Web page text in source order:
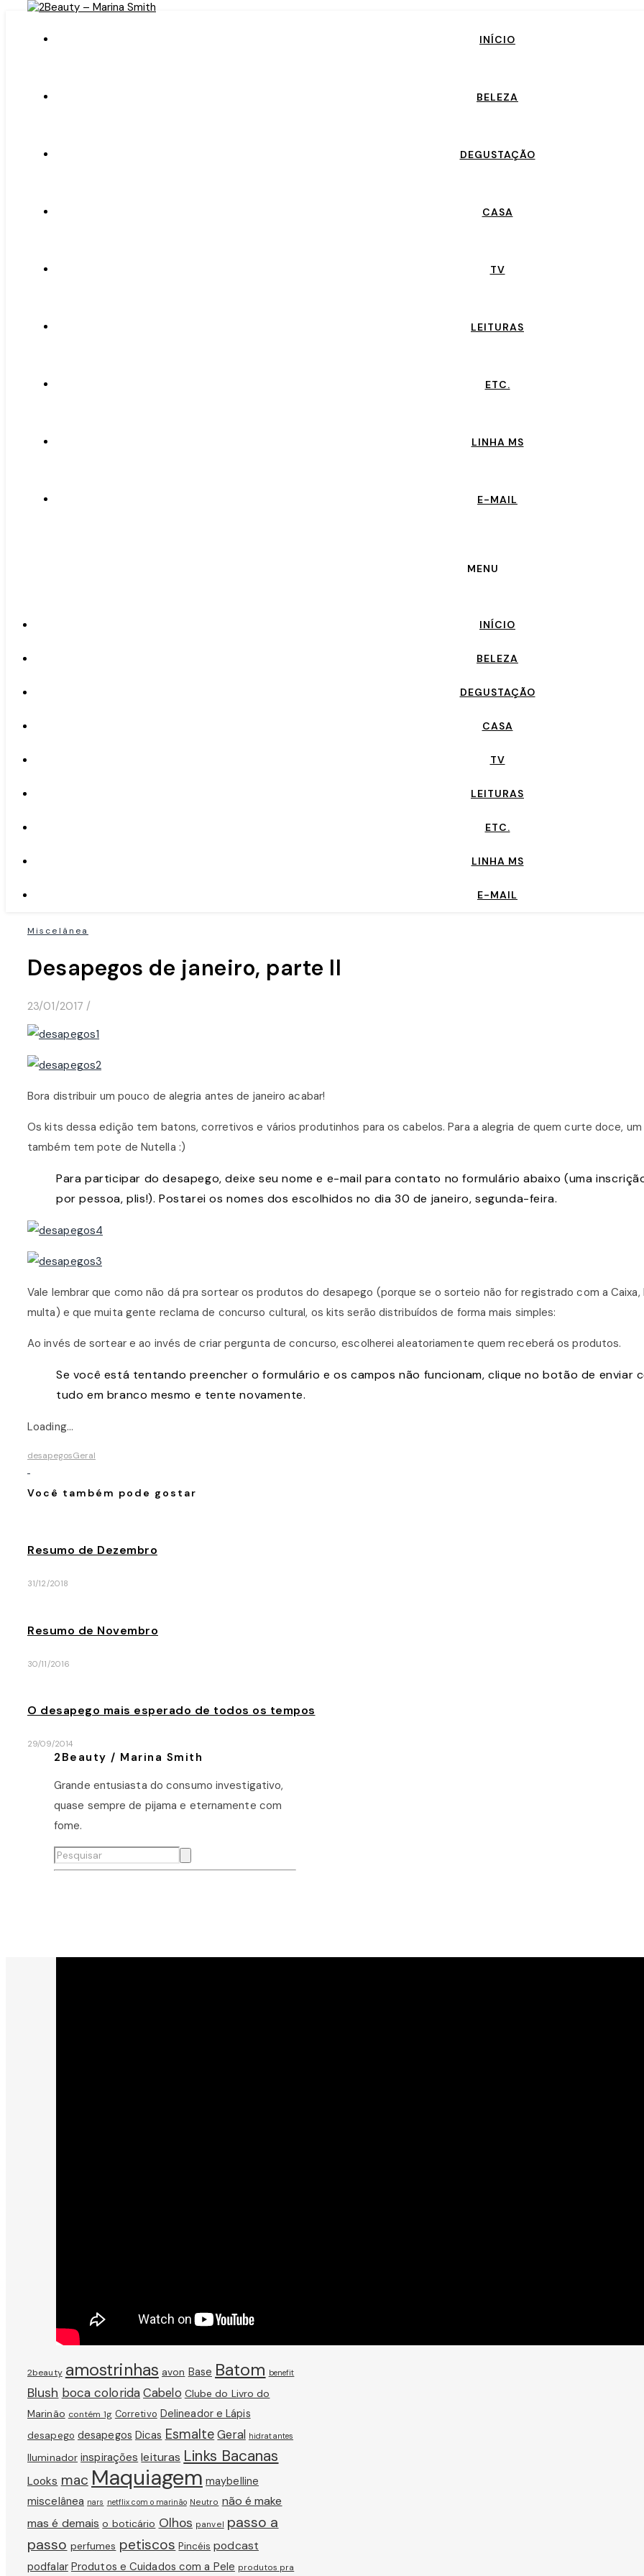
INÍCIO
BELEZA
DEGUSTAÇÃO
CASA
TV
LEITURAS
ETC.
LINHA MS
E-MAIL
MENU
INÍCIO
BELEZA
DEGUSTAÇÃO
CASA
TV
LEITURAS
ETC.
LINHA MS
E-MAIL
Miscelânea
Desapegos de janeiro, parte II
23/01/2017 /
Bora distribuir um pouco de alegria antes de janeiro acabar!
Os kits dessa edição tem batons, corretivos e vários produtinhos para os cabelos. Para a alegria de quem curte doce, um
também tem pote de Nutella :)
Para participar do desapego, deixe seu nome e e-mail para contato no formulário abaixo (uma
por pessoa, plis!). Postarei os nomes dos escolhidos no dia 30 de janeiro, segunda-feira.
Vale lembrar que como não dá pra sortear os produtos do desapego (porque se o sorteio não for registrado com a Caixa,
multa) e que muita gente reclama de concurso cultural, os kits serão distribuídos de forma mais simples:
Ao invés de sortear e ao invés de criar pergunta de concurso, escolherei aleatoriamente quem receberá os produtos.
Se você está tentando preencher o formulário e os campos não funcionam, clique no botão de enviar
tudo em branco mesmo e tente novamente.
Loading…
desapegosGeral
Você também pode gostar
Resumo de Dezembro
31/12/2018
Resumo de Novembro
30/11/2016
O desapego mais esperado de todos os tempos
29/09/2014
2Beauty / Marina Smith
Grande entusiasta do consumo investigativo,
quase sempre de pijama e eternamente com
fome.
2beauty amostrinhas avon Base Batom benefit
Blush boca coloridaCabelo Clube do Livro do
Marinão contém 1g Corretivo Delineador e Lápis
desapego desapegos Dicas Esmalte Geral hidratantes
Iluminador inspirações leituras Links Bacanas
Looks mac Maquiagem maybelline
miscelânea nars netflix com o marinão Neutro não é make
mas é demais o boticário Olhos panvel passo a
passo perfumes petiscos Pincéis podcast
podfalar Produtos e Cuidados com a Pele produtos pra